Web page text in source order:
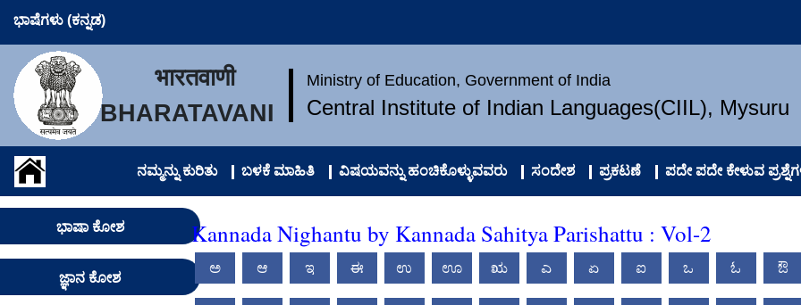
ಭಾಷೆಗಳು (ಕನ್ನಡ)
भारतवाणी
BHARATAVANI
Ministry of Education, Government of India
Central Institute of Indian Languages(CIIL), Mysuru
ನಮ್ಮನ್ನು ಕುರಿತು ಬಳಕೆ ಮಾಹಿತಿ ವಿಷಯವನ್ನು ಹಂಚಿಕೊಳ್ಳುವವರು ಸಂದೇಶ ಪ್ರಕಟಣೆ ಪದೇ ಪದೇ ಕೇಳುವ
ಭಾಷಾ ಕೋಶ
ಜ್ಞಾನ ಕೋಶ
Kannada Nighantu by Kannada Sahitya Parishattu : Vol-2
ಅ ಆ ಇ ಈ ಉ ಊ ಋ ಎ ಏ ಐ ಒ ಓ ಔ